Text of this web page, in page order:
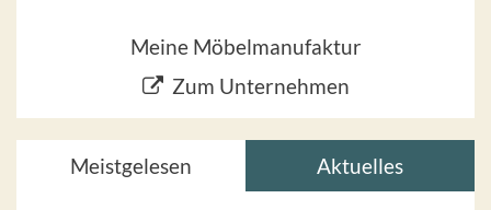
Meine Möbelmanufaktur
Zum Unternehmen
Meistgelesen Aktuelles